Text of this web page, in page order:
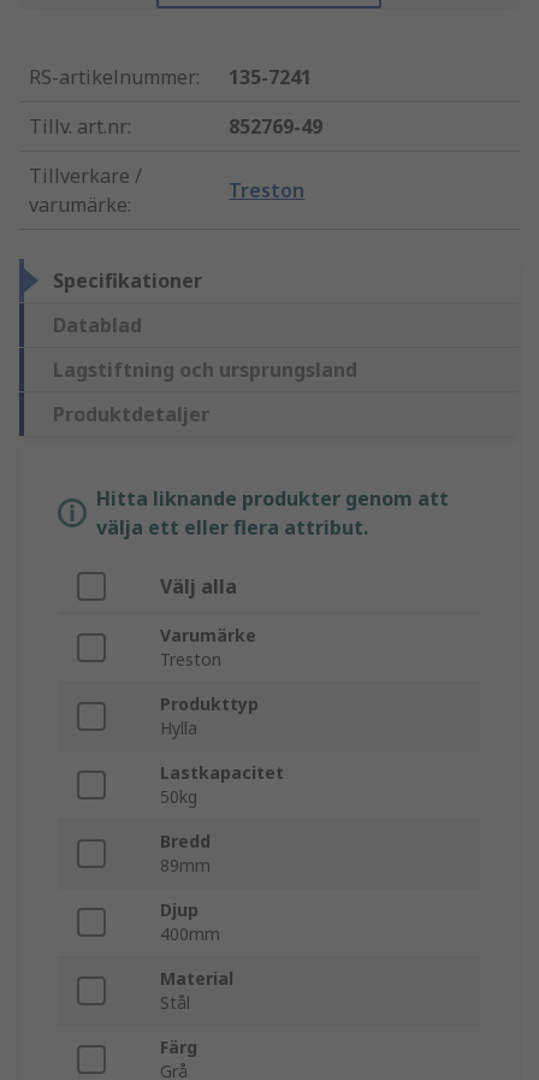
RS-artikelnummer:
135-7241
Tillv. art.nr:
852769-49
Tillverkare /
varumärke:
Treston
Specifikationer
Datablad
Lagstiftning och ursprungsland
Produktdetaljer
Hitta liknande produkter genom att
välja ett eller flera attribut.
Välj alla
Varumärke
Treston
Produkttyp
Hylla
Lastkapacitet
50kg
Bredd
89mm
Djup
400mm
Material
Stål
Färg
Grå